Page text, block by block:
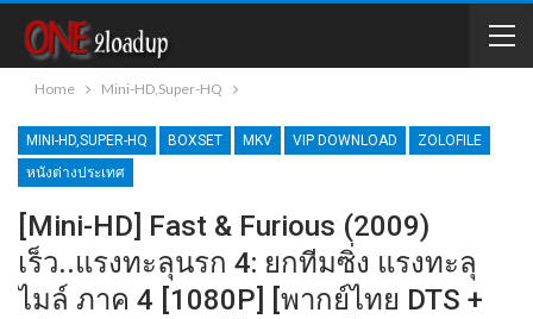
Home Mini-HD,Super-HQ
MINI-HD,SUPER-HQ BOXSET MKV VIP DOWNLOAD
ZOLOFILE
หนังต่างประเทศ
[Mini-HD] Fast & Furious (2009)
เร็ว..แรงทะลุนรก 4: ยกทีมซิ่ง แรงทะลุ
ไมล์ ภาค 4 [1080P] [พากย์ไทย DTS +